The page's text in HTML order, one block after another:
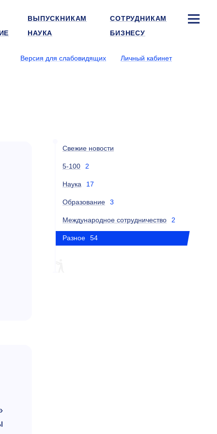
ВЫПУСКНИКАМ
СОТРУДНИКАМ
НАУКА БИЗНЕСУ
Версия для слабовидящих Личный кабинет
Свежие новости
5-100 2
Наука 17
Образование 3
Международное сотрудничество 2
Разное 54